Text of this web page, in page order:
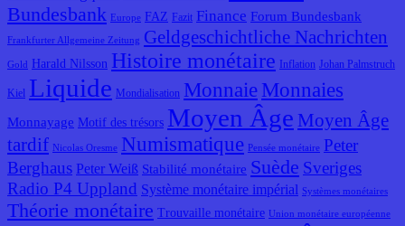
Bundesbank
Europe FAZ Fazit Finance Forum Bundesbank
Frankfurter Allgemeine Zeitung Geldgeschichtliche Nachrichten
Gold Harald Nilsson Histoire monétaire Inflation Johan Palmstruch
Kiel Liquide Mondialisation Monnaie Monnaies
Monnayage Motif des trésors Moyen Âge Moyen Âge
tardif Nicolas Oresme Numismatique Pensée monétaire Peter
Berghaus Peter Weiß Stabilité monétaire Suède Sveriges
Radio P4 Uppland Système monétaire impérial Systèmes monétaires
Théorie monétaire Trouvaille monétaire Union monétaire européenne